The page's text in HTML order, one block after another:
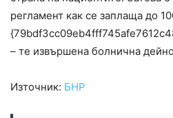
регламент как се заплаща до
– те извършена болнична
Източник: БНР